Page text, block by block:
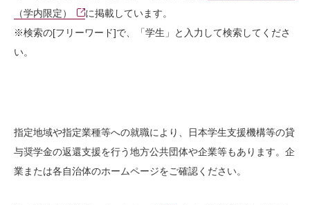
（学内限定）
に掲載しています。
※検索の[フリーワード]で、「学生」と入力して検索してくださ
い。
指定地域や指定業種等への就職により、日本学生支援機構等の貸
与奨学金の返還支援を行う地方公共団体や企業等もあります。企
業または各自治体のホームページをご確認ください。